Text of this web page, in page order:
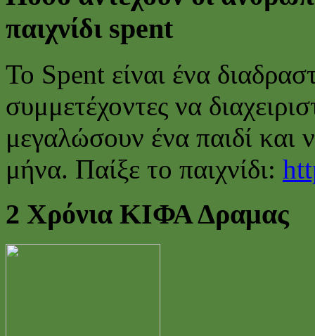
παιχνίδι spent
To Spent είναι ένα
συμμετέχοντες να
μεγαλώσουν ένα παιδί
μήνα. Παίξε το παιχνίδι:
2 Χρόνια ΚΙΦΑ Δραμας